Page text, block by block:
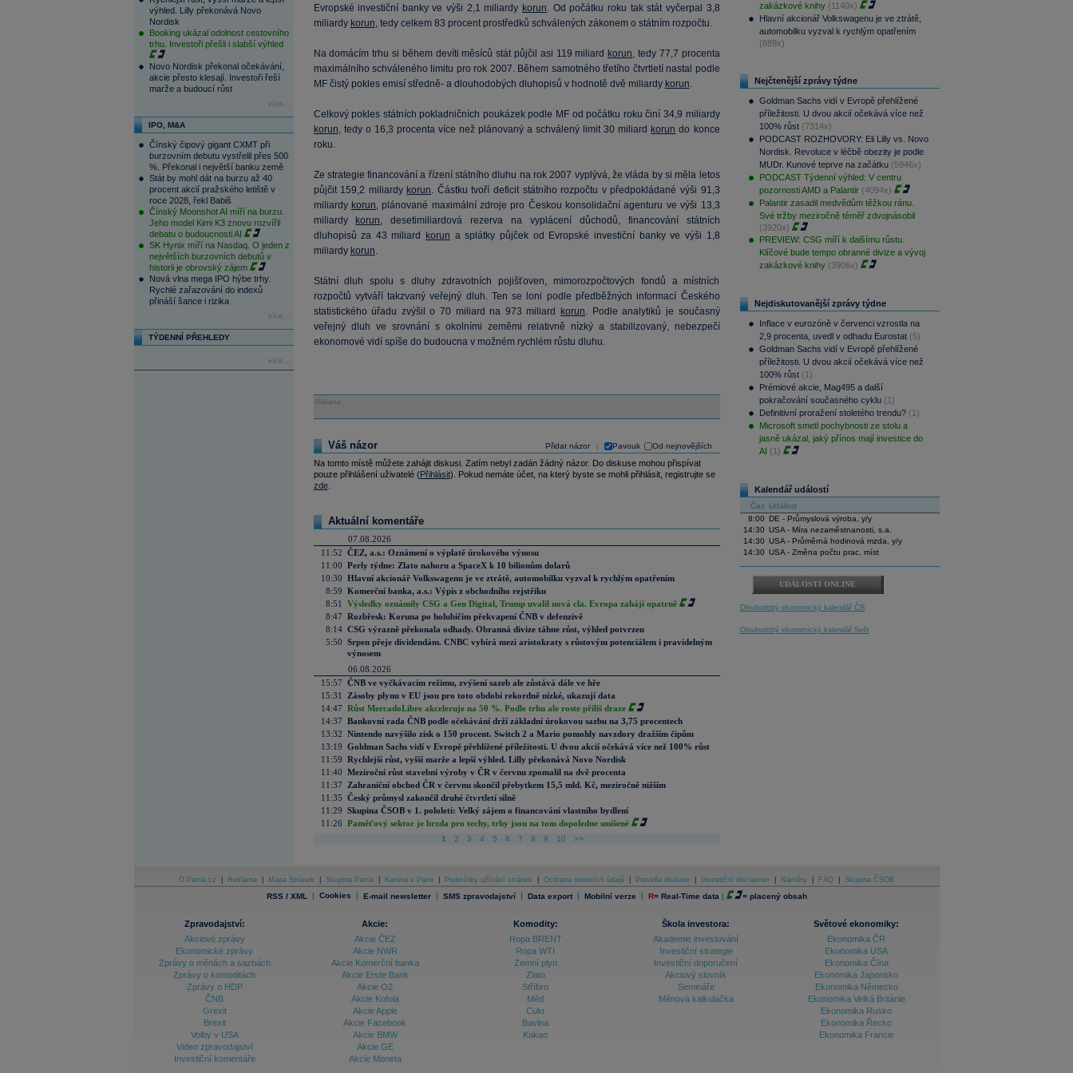
výhled. Lilly překonává Novo
Nordisk
Booking ukázal odolnost cestovního
trhu. Investoři přešli i slabší výhled
Novo Nordisk překonal očekávání,
akcie přesto klesají. Investoři řeší
marže a budoucí růst
více...
IPO, M&A
Čínský čipový gigant CXMT při
burzovním debutu vystřelil přes 500
%. Překonal i největší banku země
Stát by mohl dát na burzu až 40
procent akcií pražského letiště v
roce 2028, řekl Babiš
Čínský Moonshot AI míří na burzu.
Jeho model Kimi K3 znovu rozvířil
debatu o budoucnosti AI
SK Hynix míří na Nasdaq. O jeden z
největších burzovních debutů v
historii je obrovský zájem
Nová vlna mega IPO hýbe trhy.
Rychlé zařazování do indexů
přináší šance i rizika
více...
TÝDENNÍ PŘEHLEDY
více...
Evropské investiční banky ve výši 2,1 miliardy korun. Od počátku roku tak stát vyčerpal 3,8
miliardy korun, tedy celkem 83 procent prostředků schválených zákonem o státním rozpočtu.
Na domácím trhu si během devíti měsíců stát půjčil asi 119 miliard korun, tedy 77,7 procenta
maximálního schváleného limitu pro rok 2007. Během samotného třetího čtvrtletí nastal podle
MF čistý pokles emisí středně- a dlouhodobých dluhopisů v hodnotě dvě miliardy korun.
Celkový pokles státních pokladničních poukázek podle MF od počátku roku činí 34,9 miliardy
korun, tedy o 16,3 procenta více než plánovaný a schválený limit 30 miliard korun do konce
roku.
Ze strategie financování a řízení státního dluhu na rok 2007 vyplývá, že vláda by si měla letos
půjčit 159,2 miliardy korun. Částku tvoří deficit státního rozpočtu v předpokládané výši 91,3
miliardy korun, plánované maximální zdroje pro Českou konsolidační agenturu ve výši 13,3
miliardy
korun, desetimiliardová rezerva na vyplácení důchodů, financování státních
dluhopisů za 43 miliard
korun a splátky půjček od Evropské investiční banky ve výši 1,8
miliardy korun.
Státní dluh spolu s dluhy zdravotních pojišťoven, mimorozpočtových fondů a místních
rozpočtů vytváří takzvaný veřejný dluh. Ten se loni podle předběžných informací Českého
statistického úřadu zvýšil o 70 miliard na 973 miliard
korun. Podle analytiků je současný
veřejný dluh ve srovnání s okolními zeměmi relativně nízký a stabilizovaný, nebezpečí
ekonomové vidí spíše do budoucna v možném rychlém růstu dluhu.
Reklama
Přidat názor Pavouk Od nejnovějších
Váš názor
Na tomto místě můžete zahájit diskusi. Zatím nebyl zadán žádný názor. Do diskuse mohou přispívat
pouze přihlášení uživatelé (Přihlásit). Pokud nemáte účet, na který byste se mohli přihlásit, registrujte se
zde.
Aktuální komentáře
07.08.2026
11:52 ČEZ, a.s.: Oznámení o výplatě úrokového výnosu
11:00 Perly týdne: Zlato nahoru a SpaceX k 10 bilionům dolarů
10:30 Hlavní akcionář Volkswagenu je ve ztrátě, automobilku vyzval k rychlým opatřením
8:59 Komerční banka, a.s.: Výpis z obchodního rejstříku
8:51
Výsledky oznámily CSG a Gen Digital, Trump uvalil nová cla. Evropa zahájí opatrně
8:47 Rozbřesk: Koruna po holubičím překvapení ČNB v defenzivě
8:14 CSG výrazně překonala odhady. Obranná divize táhne růst, výhled potvrzen
5:50 Srpen přeje dividendám. CNBC vybírá mezi aristokraty s růstovým potenciálem i pravidelným
výnosem
06.08.2026
15:57 ČNB ve vyčkávacím režimu, zvýšení sazeb ale zůstává dále ve hře
15:31
Zásoby plynu v EU jsou pro toto období rekordně nízké, ukazují data
14:47 Růst MercadoLibre akceleruje na 50 %. Podle trhu ale roste příliš draze
14:37 Bankovní rada ČNB podle očekávání drží základní úrokovou sazbu na 3,75 procentech
13:32 Nintendo navýšilo zisk o 150 procent. Switch 2 a Mario pomohly navzdory dražším čipům
13:19 Goldman Sachs vidí v Evropě přehlížené příležitosti. U dvou akcií očekává více než 100% růst
11:59 Rychlejší růst, vyšší marže a lepší výhled. Lilly překonává Novo Nordisk
11:40 Meziroční růst stavební výroby v ČR v červnu zpomalil na dvě procenta
11:37
Zahraniční obchod ČR v červnu skončil přebytkem 15,5 mld. Kč, meziročně nižším
11:35 Český průmysl zakončil druhé čtvrtletí silně
11:29 Skupina ČSOB v 1. pololetí: Velký zájem o financování vlastního bydlení
11:26 Paměťový sektor je brzda pro techy, trhy jsou na tom dopoledne smíšeně
1 2 3 4 5 6 7 8 9 10 >>
zakázkové knihy (1140x)
Hlavní akcionář Volkswagenu je ve ztrátě,
automobilku vyzval k rychlým opatřením
(889x)
Nejčtenější zprávy týdne
Goldman Sachs vidí v Evropě přehlížené
příležitosti. U dvou akcií očekává více než
100% růst (7314x)
PODCAST ROZHOVORY: Eli Lilly vs. Novo
Nordisk. Revoluce v léčbě obezity je podle
MUDr. Kunové teprve na začátku (5946x)
PODCAST Týdenní výhled: V centru
pozornosti AMD a Palantir (4094x)
Palantir zasadil medvědům těžkou ránu.
Své tržby meziročně téměř zdvojnásobil
(3920x)
PREVIEW: CSG míří k dalšímu růstu.
Klíčové bude tempo obranné divize a vývoj
zakázkové knihy (3906x)
Nejdiskutovanější zprávy týdne
Inflace v eurozóně v červenci vzrostla na
2,9 procenta, uvedl v odhadu Eurostat (5)
Goldman Sachs vidí v Evropě přehlížené
příležitosti. U dvou akcií očekává více než
100% růst (1)
Prémiové akcie, Mag495 a další
pokračování současného cyklu (1)
Definitivní proražení stoletého trendu? (1)
Microsoft smetl pochybnosti ze stolu a
jasně ukázal, jaký přínos mají investice do
AI (1)
Kalendář událostí
Čas Událost
8:00
DE - Průmyslová výroba, y/y
14:30 USA - Míra nezaměstnanosti, s.a.
14:30 USA - Průměrná hodinová mzda, y/y
14:30 USA - Změna počtu prac. míst
UDÁLOSTI ONLINE
Dlouhodobý ekonomický kalendář ČR
Dlouhodobý ekonomický kalendář Svět
O Patria.cz Reklama Mapa Stránek Skupina Patria Kariéra v Patrii Podmínky užívání stránek Ochrana osobních údajů Pravidla diskuse Investiční disclaimer Náměty FAQ Skupina ČSOB
RSS / XML | Cookies | E-mail newsletter | SMS zpravodajství | Data export | Mobilní verze | R= Real-Time data | = placený obsah
Zpravodajství:
Akciové zprávy
Ekonomické zprávy
Zprávy o měnách a sazbách
Zprávy o komoditách
Zprávy o HDP
ČNB
Grexit
Brexit
Volby v USA
Video zpravodajství
Investiční komentáře
Akcie:
Akcie ČEZ
Akcie NWR
Akcie Komerční banka
Akcie Erste Bank
Akcie O2
Akcie Kofola
Akcie Apple
Akcie Facebook
Akcie BMW
Akcie GE
Akcie Moneta
Komodity:
Ropa BRENT
Ropa WTI
Zemní plyn
Zlato
Stříbro
Měď
Cukr
Bavlna
Kakao
Škola investora:
Akademie investování
Investiční strategie
Investiční doporučení
Akciový slovník
Semináře
Měnová kalkulačka
Světové ekonomiky:
Ekonomika ČR
Ekonomika USA
Ekonomika Čína
Ekonomika Japonsko
Ekonomika Německo
Ekonomika Velká Británie
Ekonomika Rusko
Ekonomika Řecko
Ekonomika Francie